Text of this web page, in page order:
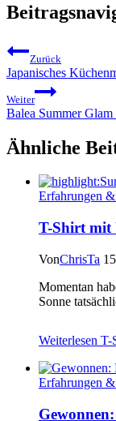
Zurück
Japanisches
Weiter
Balea Summer
Ähnliche
Erfahrungen
T-Shirt mit
VonChrisTa
Momentan
Sonne
Weiterlesen T-
Erfahrungen